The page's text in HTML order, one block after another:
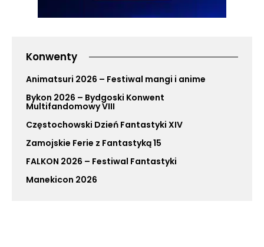
Konwenty
Animatsuri 2026 – Festiwal mangi i anime
Bykon 2026 – Bydgoski Konwent
Multifandomowy VIII
Częstochowski Dzień Fantastyki XIV
Zamojskie Ferie z Fantastyką 15
FALKON 2026 – Festiwal Fantastyki
Manekicon 2026